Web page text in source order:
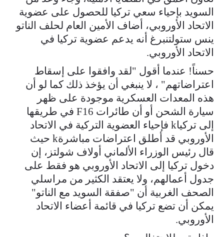
السويد بإحياء سعي تركيا للحصول على عضوية
الاتحاد الأوروبي، أضاف الأمين العام لحلف الناتو
ينس ستولتنبرغ أنه يدعم عضوية تركيا في
الاتحاد الأوروبي.
حسناً! عندما أقول "لقد وافقوا على إسقاط
اعتراضاتهم" ، لا ينبغي أن يؤخذ ذلك كما لو أن
هذه المعدات العسكرية موجودة على ظهر
سيارة الشحن أو أن طائرات F16 في طريقها
إلى تركياk فإحياء العضوية التركية في الاتحاد
الأوروبي قد أطلق اعتراضات مباشرةk حيث
قال رئيس الوزراء الألماني أولاف شولتز، إن
دخول تركيا إلى الاتحاد الأوروبي هو فقط على
جدول أعمالهم، ولا يعتقد الكثير من مراسلي
الصحف الغربية أن "صفقة السويد مع الناتو"
يمكن أن تضع تركيا في قائمة أعضاء الاتحاد
الأوروبي.